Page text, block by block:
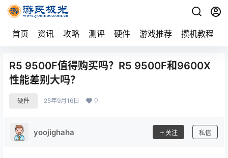
首页 资讯 攻略 测评 硬件 游戏推荐 攒机教程
R5 9500F值得购买吗？R5 9500F和9600X
性能差别大吗？
硬件 25年9月16日 0
yoojighaha 关注 私信